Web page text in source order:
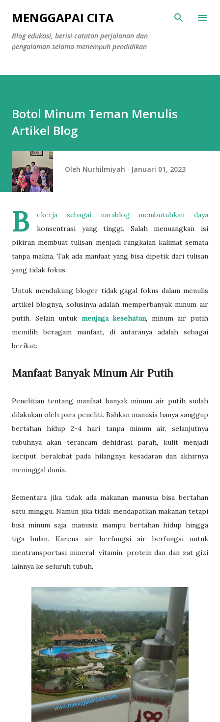
Langsung ke konten utama
MENGGAPAI CITA
Blog edukasi, berisi catatan perjalanan dan
pengalaman selama menempuh pendidikan
Botol Minum Teman Menulis
Artikel Blog
Oleh Nurhilmiyah Januari 01, 2023
B
ekerja sebagai narablog membutuhkan daya
konsentrasi yang tinggi. Salah menuangkan isi
pikiran membuat tulisan menjadi rangkaian kalimat semata
tanpa makna. Tak ada manfaat yang bisa dipetik dari tulisan
yang tidak fokus.
Untuk mendukung bloger tidak gagal fokus dalam menulis
artikel blognya, solusinya adalah memperbanyak minum air
putih. Selain untuk menjaga kesehatan, minum air putih
memilih beragam manfaat, di antaranya adalah sebagai
berikut:
Manfaat Banyak Minum Air Putih
Penelitian tentang manfaat banyak minum air putih sudah
dilakukan oleh para peneliti. Bahkan manusia hanya sanggup
bertahan hidup 2-4 hari tanpa minum air, selanjutnya
tubuhnya akan terancam dehidrasi parah, kulit menjadi
keriput, berakibat pada hilangnya kesadaran dan akhirnya
meninggal dunia.
Sementara jika tidak ada makanan manusia bisa bertahan
satu minggu. Namun jika tidak mendapatkan makanan tetapi
bisa minum saja, manusia mampu bertahan hidup hingga
tiga bulan. Karena air berfungsi air berfungsi untuk
mentransportasi mineral, vitamin, protein dan dan zat gizi
lainnya ke seluruh tubuh.